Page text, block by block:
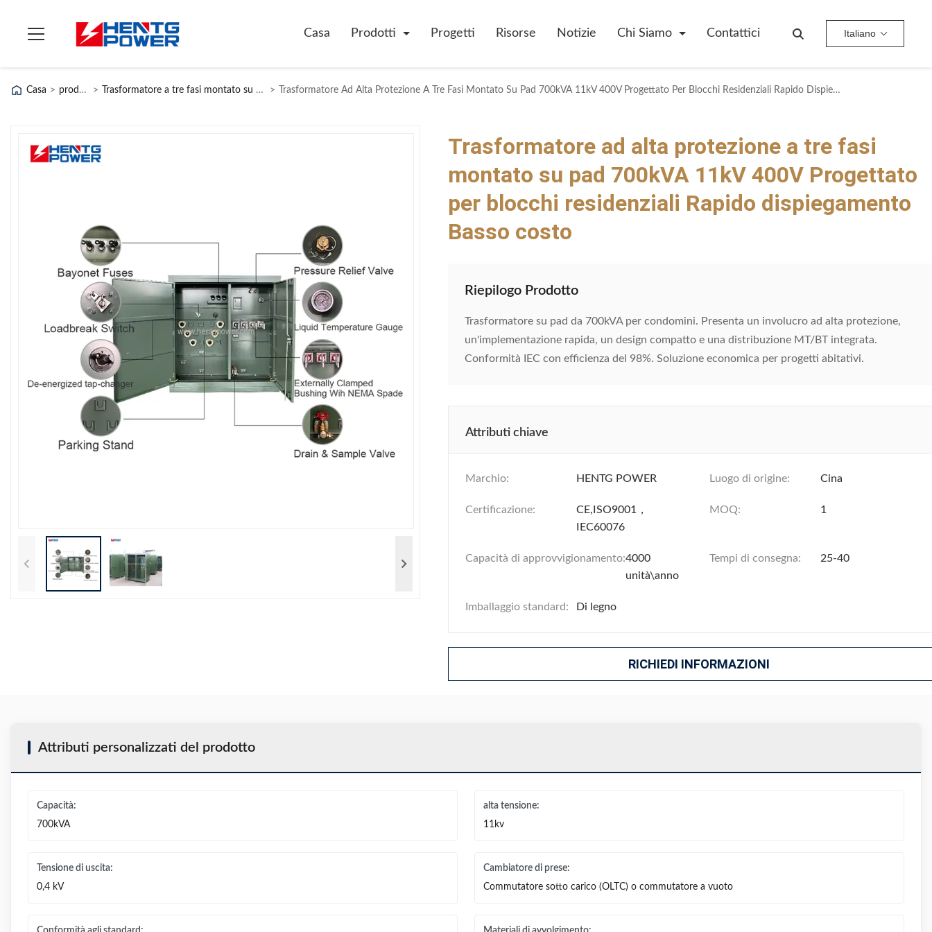
Casa Prodotti Progetti Risorse Notizie Chi Siamo Contattici Italiano
Casa > prodotti > Trasformatore a tre fasi montato su una pad > Trasformatore Ad Alta Protezione A Tre Fasi Montato Su Pad 700kVA 11kV 400V Progettato Per Blocchi Residenziali Rapido Dispiegamento Basso Costo
Trasformatore ad alta protezione a tre fasi
montato su pad 700kVA 11kV 400V Progettato
per blocchi residenziali Rapido dispiegamento
Basso costo
Riepilogo Prodotto
Trasformatore su pad da 700kVA per condomini. Presenta un involucro ad alta protezione,
un'implementazione rapida, un design compatto e una distribuzione MT/BT integrata.
Conformità IEC con efficienza del 98%. Soluzione economica per progetti abitativi.
Attributi chiave
Marchio: HENTG POWER Luogo di origine: Cina
Certificazione:
CE,ISO9001，
IEC60076
MOQ: 1
Capacità di approvvigionamento:4000
unità\anno
Tempi di consegna: 25-40
Imballaggio standard: Di legno
RICHIEDI INFORMAZIONI
Attributi personalizzati del prodotto
Capacità:
700kVA
alta tensione:
11kv
Tensione di uscita:
0,4 kV
Cambiatore di prese:
Commutatore sotto carico (OLTC) o commutatore a vuoto